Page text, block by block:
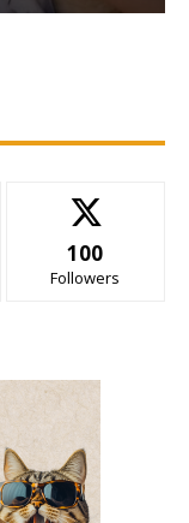
100
Followers